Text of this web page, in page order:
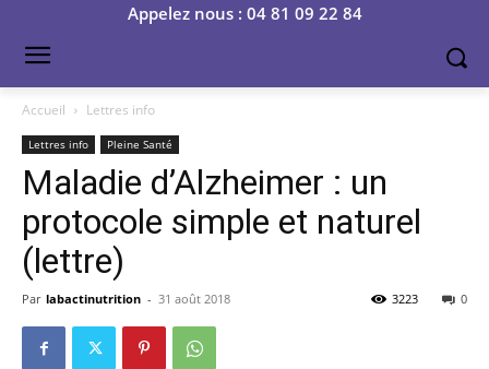
Appelez nous : 04 81 09 22 84
Accueil Lettres info
Lettres info Pleine Santé
Maladie d’Alzheimer : un
protocole simple et naturel
(lettre)
Par labactinutrition - 31 août 2018 0
3223